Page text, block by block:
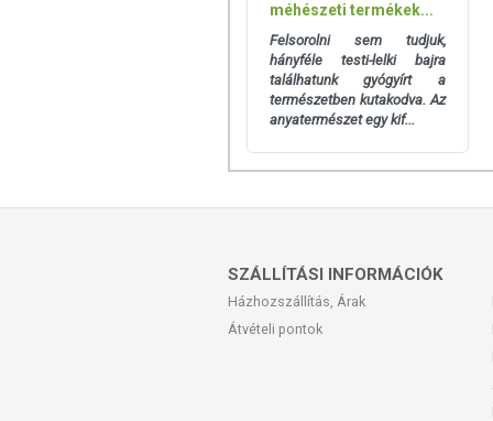
méhészeti termékek...
Felsorolni sem tudjuk,
hányféle testi-lelki bajra
találhatunk gyógyírt a
természetben kutakodva. Az
anyatermészet egy kif...
SZÁLLÍTÁSI INFORMÁCIÓK
Házhozszállítás, Árak
Átvételi pontok